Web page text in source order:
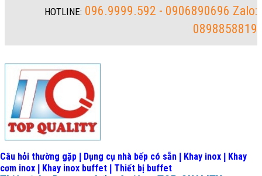
HOTLINE: 096.9999.592 - 0906890696 Zalo:
0898858819
Câu hỏi thường gặp Dụng cụ nhà bếp có sẵn Khay inox
Khay
cơm inox
Khay inox buffet Thiết bị buffet